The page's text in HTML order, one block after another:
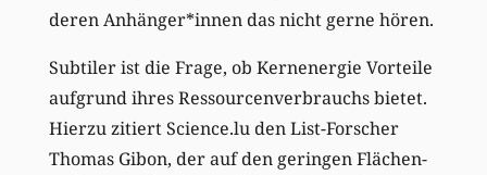
deren Anhänger*innen das nicht gerne hören.
Subtiler ist die Frage, ob Kernenergie Vorteile
aufgrund ihres Ressourcenverbrauchs bietet.
Hierzu zitiert Science.lu den List-Forscher
Thomas Gibon, der auf den geringen Flächen-